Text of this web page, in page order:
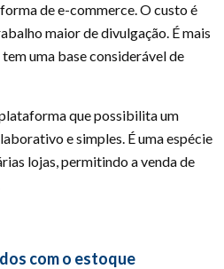
de e-commerce. O custo é
maior de divulgação. É mais
uma base considerável de
plataforma que possibilita um
e simples. É uma espécie
lojas, permitindo a venda de
com o estoque